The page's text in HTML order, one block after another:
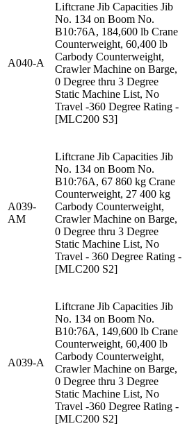
A040-A
Liftcrane Jib Capacities Jib
No. 134 on Boom No.
B10:76A, 184,600 lb Crane
Counterweight, 60,400 lb
Carbody Counterweight,
Crawler Machine on Barge,
0 Degree thru 3 Degree
Static Machine List, No
Travel -360 Degree Rating -
[MLC200 S3]
A039-
AM
Liftcrane Jib Capacities Jib
No. 134 on Boom No.
B10:76A, 67 860 kg Crane
Counterweight, 27 400 kg
Carbody Counterweight,
Crawler Machine on Barge,
0 Degree thru 3 Degree
Static Machine List, No
Travel - 360 Degree Rating -
[MLC200 S2]
A039-A
Liftcrane Jib Capacities Jib
No. 134 on Boom No.
B10:76A, 149,600 lb Crane
Counterweight, 60,400 lb
Carbody Counterweight,
Crawler Machine on Barge,
0 Degree thru 3 Degree
Static Machine List, No
Travel -360 Degree Rating -
[MLC200 S2]